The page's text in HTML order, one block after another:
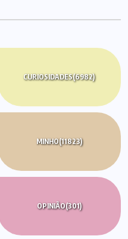
CURIOSIDADES(6982)
MINHO(11823)
OPINIÃO(301)